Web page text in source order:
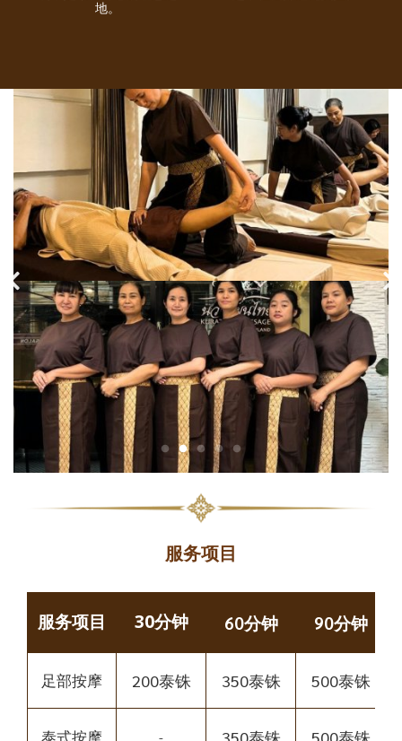
地。
服务项目
服务项目 30分钟 60分钟 90分钟
足部按摩 200泰铢 350泰铢 500泰铢
泰式按摩 - 350泰铢 500泰铢